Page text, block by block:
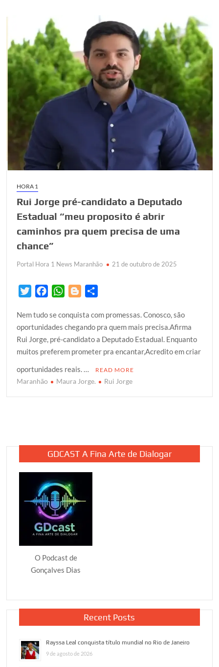
declara
apoio
a
Rui
Jorge
HORA 1
Rui Jorge pré-candidato a Deputado
Estadual “meu proposito é abrir
caminhos pra quem precisa de uma
chance”
Portal Hora 1 News Maranhão 21 de outubro de 2025
i
t
t
e
r
c
e
b
o
o
k
W
a
t
s
A
p
p
o
g
g
e
a
r
e
Nem tudo se conquista com promessas. Conosco, são
oportunidades chegando pra quem mais precisa.Afirma
Rui Jorge, pré-candidato a Deputado Estadual. Enquanto
muitos preferem prometer pra encantar,Acredito em criar
oportunidades reais. …
READ MORE
Maranhão Maura Jorge. Rui Jorge
GDCAST A Fina Arte de Dialogar
O Podcast de
Gonçalves Dias
Recent Posts
Rayssa Leal conquista título mundial no Rio de Janeiro
9 de agosto de 2026